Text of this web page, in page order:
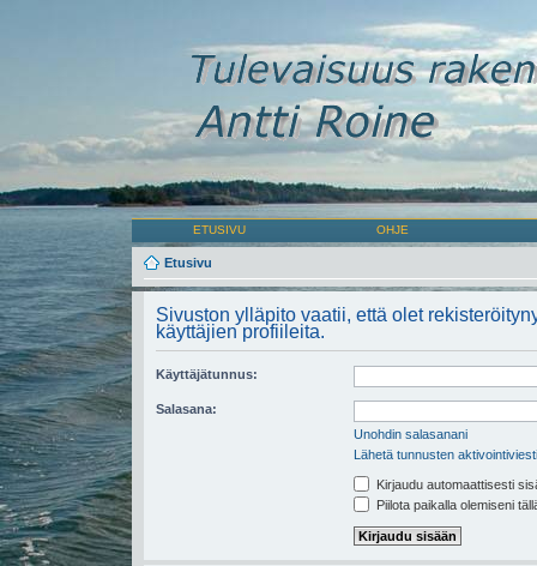
ETUSIVU OHJE
Etusivu
Sivuston ylläpito vaatii, että olet
käyttäjien profiileita.
Käyttäjätunnus:
Salasana:
Unohdin salasanani
Lähetä tunnusten
Kirjaudu automaattisesti
Piilota paikalla olemiseni